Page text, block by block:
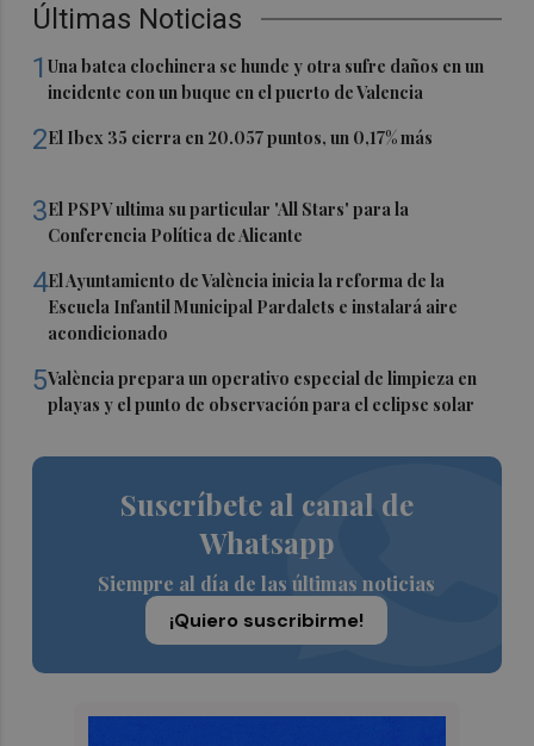
Últimas Noticias
1Una batea clochinera se hunde y otra sufre daños en un
incidente con un buque en el puerto de Valencia
2El Ibex 35 cierra en 20.057 puntos, un 0,17% más
3El PSPV ultima su particular 'All Stars' para la
Conferencia Política de Alicante
4El Ayuntamiento de València inicia la reforma de la
Escuela Infantil Municipal Pardalets e instalará aire
acondicionado
5València prepara un operativo especial de limpieza en
playas y el punto de observación para el eclipse solar
Suscríbete al canal de
Whatsapp
Siempre al día de las últimas noticias
¡Quiero suscribirme!